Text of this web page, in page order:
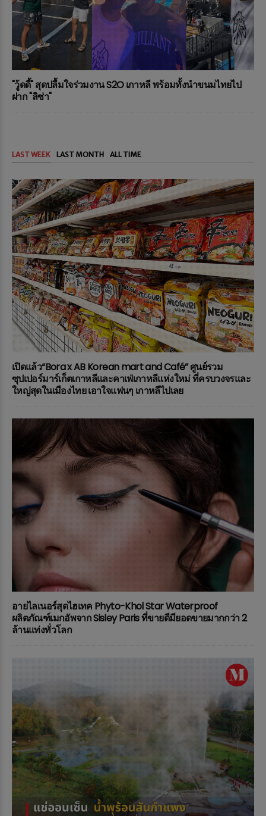
"วู้ดดี้" สุดปลื้มใจร่วมงาน S2O เกาหลี พร้อมทั้งนำขนมไทยไป
ฝาก "ลิซ่า"
LAST WEEK LAST MONTH ALL TIME
เปิดแล้ว“Bora x AB Korean mart and Café” ศูนย์รวม
ซุปเปอร์มาร์เก็ตเกาหลีและคาเฟ่เกาหลีแห่งใหม่ ที่ครบวงจรและ
ใหญ่สุดในเมืองไทย เอาใจแฟนๆ เกาหลีไปเลย
อายไลเนอร์สุดไฮเทค Phyto-Khol Star Waterproof
ผลิตภัณฑ์เมกอัพจาก Sisley Paris ที่ขายดีมียอดขายมากกว่า 2
ล้านแท่งทั่วโลก